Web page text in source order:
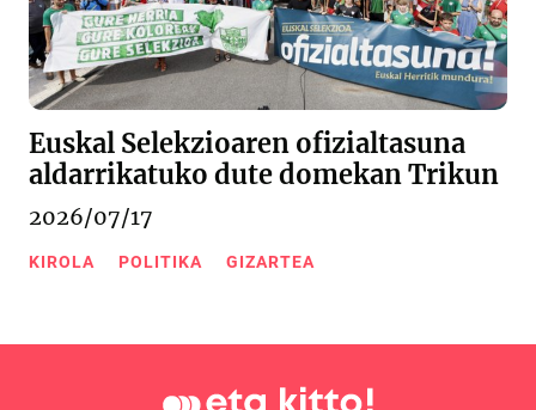
Euskal Selekzioaren ofizialtasuna
aldarrikatuko dute domekan Trikun
2026/07/17
KIROLA POLITIKA GIZARTEA